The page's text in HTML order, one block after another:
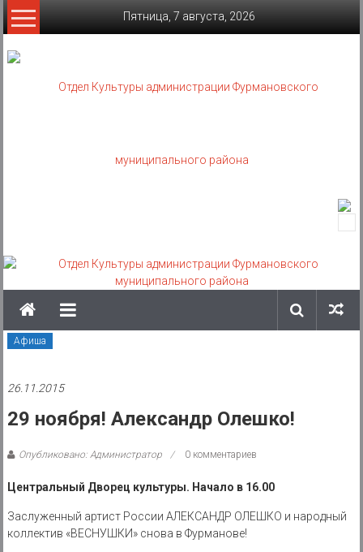
Skip
to
Пятница, 7 августа, 2026
администрации
Фурмановского
муниципального
казенное
Афиша
26.11.2015
29 ноября! Александр Олешко!
Опубликовано: Администратор 0 комментариев
Центральный Дворец культуры. Начало в 16.00
Заслуженный артист России АЛЕКСАНДР ОЛЕШКО и народный
коллектив «ВЕСНУШКИ» снова в Фурманове!